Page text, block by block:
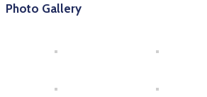
Photo Gallery